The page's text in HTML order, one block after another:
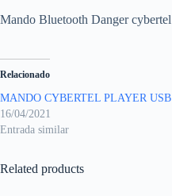
Mando Bluetooth Danger cybertel
Relacionado
MANDO CYBERTEL PLAYER USB
16/04/2021
Entrada similar
Related products